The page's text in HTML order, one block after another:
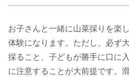
お子さんと一緒に山菜採りを楽
体験になります。ただし、必ず
採ること、子どもが勝手に口に
に注意することが大前提です。